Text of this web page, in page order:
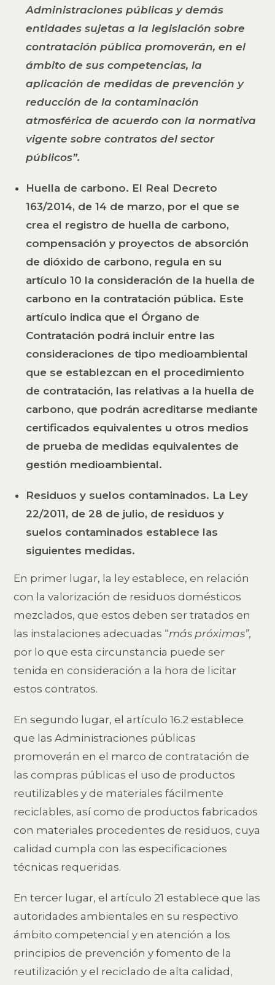
Administraciones públicas y demás
entidades sujetas a la legislación sobre
contratación pública promoverán, en el
ámbito de sus competencias, la
aplicación de medidas de prevención y
reducción de la contaminación
atmosférica de acuerdo con la normativa
vigente sobre contratos del sector
públicos”.
Huella de carbono. El Real Decreto
163/2014, de 14 de marzo, por el que se
crea el registro de huella de carbono,
compensación y proyectos de absorción
de dióxido de carbono, regula en su
artículo 10 la consideración de la huella de
carbono en la contratación pública. Este
artículo indica que el Órgano de
Contratación podrá incluir entre las
consideraciones de tipo medioambiental
que se establezcan en el procedimiento
de contratación, las relativas a la huella de
carbono, que podrán acreditarse mediante
certificados equivalentes u otros medios
de prueba de medidas equivalentes de
gestión medioambiental.
Residuos y suelos contaminados. La Ley
22/2011, de 28 de julio, de residuos y
suelos contaminados establece las
siguientes medidas.
En primer lugar, la ley establece, en relación
con la valorización de residuos domésticos
mezclados, que estos deben ser tratados en
las instalaciones adecuadas “más próximas”,
por lo que esta circunstancia puede ser
tenida en consideración a la hora de licitar
estos contratos.
En segundo lugar, el artículo 16.2 establece
que las Administraciones públicas
promoverán en el marco de contratación de
las compras públicas el uso de productos
reutilizables y de materiales fácilmente
reciclables, así como de productos fabricados
con materiales procedentes de residuos, cuya
calidad cumpla con las especificaciones
técnicas requeridas.
En tercer lugar, el artículo 21 establece que las
autoridades ambientales en su respectivo
ámbito competencial y en atención a los
principios de prevención y fomento de la
reutilización y el reciclado de alta calidad,